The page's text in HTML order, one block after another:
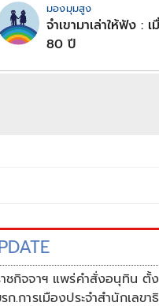
มองมุมสูง
จำเขามาเล่าให้ฟัง : เ
80 ปี
ชกิจจาฯ แพร่คำสั่งอนุทิน ตั้
ก.การเมืองประจำสำนักเลขา